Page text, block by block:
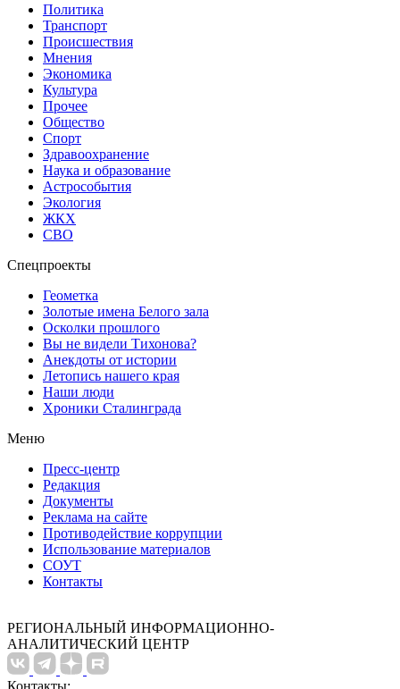
Политика
Транспорт
Происшествия
Мнения
Экономика
Культура
Прочее
Общество
Спорт
Здравоохранение
Наука и образование
Астрособытия
Экология
ЖКХ
СВО
Спецпроекты
Геометка
Золотые имена Белого зала
Осколки прошлого
Вы не видели Тихонова?
Анекдоты от истории
Летопись нашего края
Наши люди
Хроники Сталинграда
Меню
Пресс-центр
Редакция
Документы
Реклама на сайте
Противодействие коррупции
Использование материалов
СОУТ
Контакты
РЕГИОНАЛЬНЫЙ ИНФОРМАЦИОННО-
АНАЛИТИЧЕСКИЙ ЦЕНТР
Контакты: